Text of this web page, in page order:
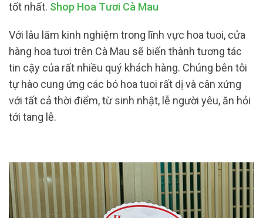
tốt nhất. Shop Hoa Tươi Cà Mau
Với lâu lăm kinh nghiệm trong lĩnh vực hoa tuoi, cửa
hàng hoa tươi trên Cà Mau sẽ biến thành tương tác
tin cậy của rất nhiều quý khách hàng. Chúng bên tôi
tự hào cung ứng các bó hoa tuoi rất dị và cân xứng
với tất cả thời điểm, từ sinh nhật, lễ người yêu, ăn hỏi
tới tang lễ.